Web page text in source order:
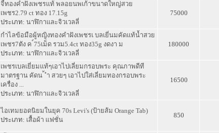
จี้ทองคำฝังเพชรแท้ พลอยนพเก้าขนาดใหญ่สวย
เพชร2.79 ct ทอง 17.15g
ประเภท: นาฬิกาและจิวเวลลี่
75000
กำไลข้อมือผู้หญิงทองคำฝังเพชรเ บลเยี่นมคัดแท้น้ำสวย
เพชร7ตัง ค ์75เม็ด รวม5.4ct ทอง35g งดงา ม
ประเภท: นาฬิกาและจิวเวลลี่
180000
เพชรเบลเยี่ยมแท้ๆเอาไปเลี่ยมกรอบพระ คุณภาพดีที
มาตรฐาน คัดน ้ ำ สวยๆ เอาไปใส่เลี่ยมทองกรอบพระ
เครื่อง ...
ประเภท: นาฬิกาและจิวเวลลี่
16500
ไอเทมยอดนิยมในยุค 70s Levi's (ป้ายส้ม Orange Tab)
ประเภท: เสื้อผ้า แฟชั่น
850